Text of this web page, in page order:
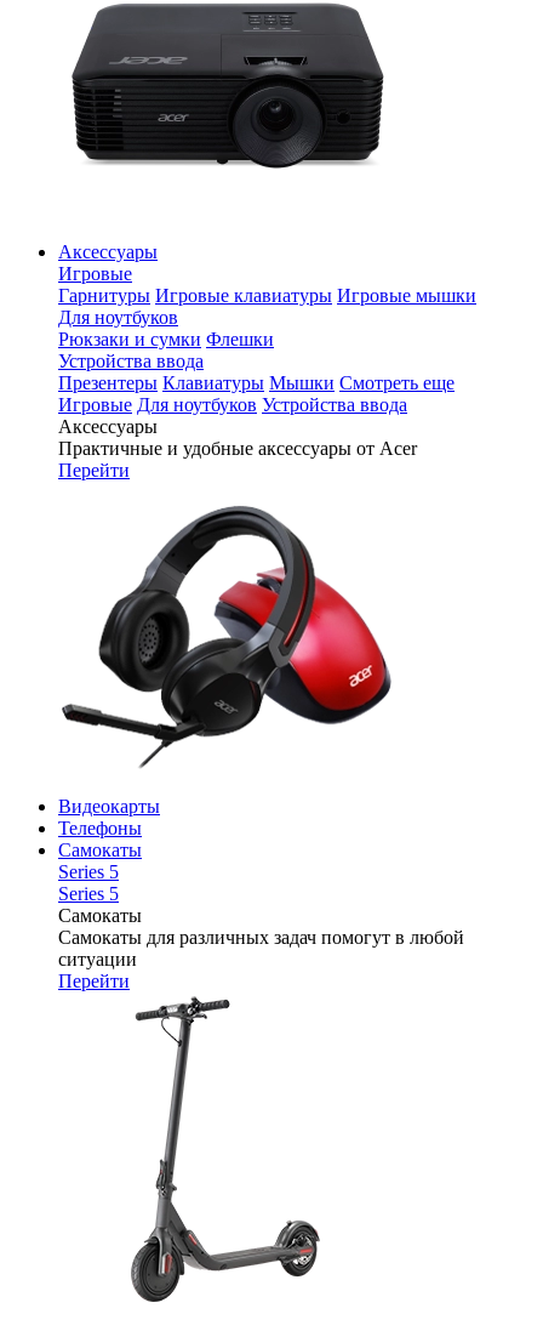
Аксессуары
Игровые
Гарнитуры Игровые клавиатуры Игровые мышки
Для ноутбуков
Рюкзаки и сумки Флешки
Устройства ввода
Презентеры Клавиатуры Мышки Смотреть еще
Игровые Для ноутбуков Устройства ввода
Аксессуары
Практичные и удобные аксессуары от Acer
Перейти
Видеокарты
Телефоны
Самокаты
Series 5
Series 5
Самокаты
Самокаты для различных задач помогут в любой
ситуации
Перейти